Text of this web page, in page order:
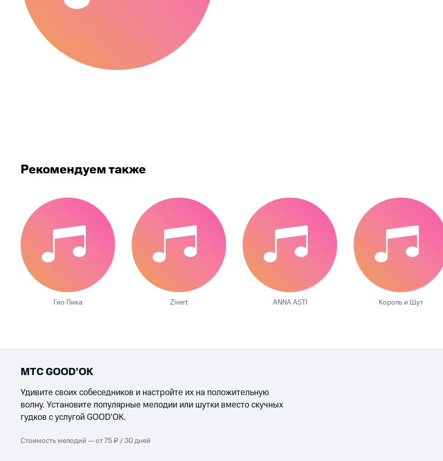
Рекомендуем также
Гио Пика Zivert ANNA ASTI Король и Шут
МТС GOOD’OK
Удивите своих собеседников и настройте их на положительную
волну. Установите популярные мелодии или шутки вместо скучных
гудков с услугой GOOD’OK.
Стоимость мелодий — от 75 ₽ / 30 дней